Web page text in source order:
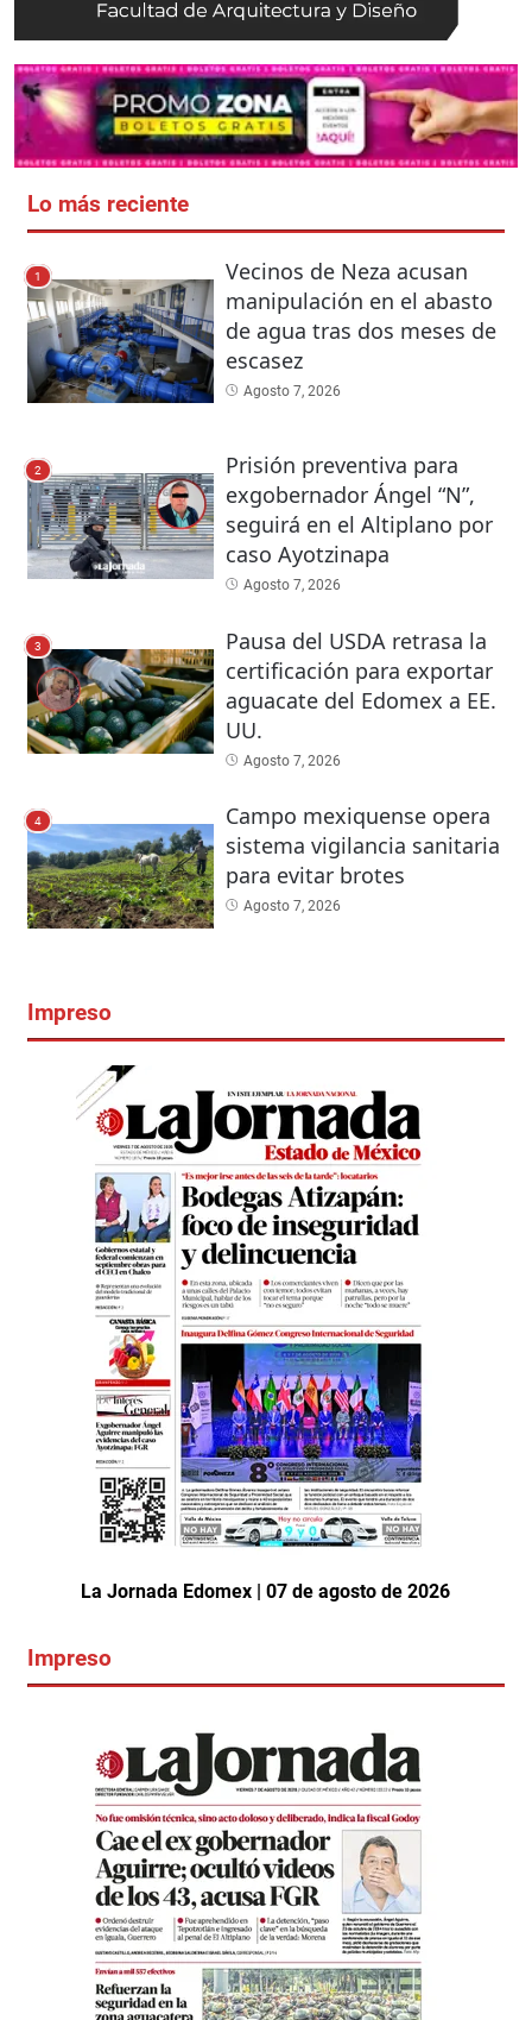
Lo más reciente
1
Vecinos de Neza acusan
manipulación en el abasto
de agua tras dos meses de
escasez
Agosto 7, 2026
2
Prisión preventiva para
exgobernador Ángel “N”,
seguirá en el Altiplano por
caso Ayotzinapa
Agosto 7, 2026
3
Pausa del USDA retrasa la
certificación para exportar
aguacate del Edomex a EE.
UU.
Agosto 7, 2026
4
Campo mexiquense opera
sistema vigilancia sanitaria
para evitar brotes
Agosto 7, 2026
Impreso
La Jornada Edomex | 07 de agosto de 2026
Impreso